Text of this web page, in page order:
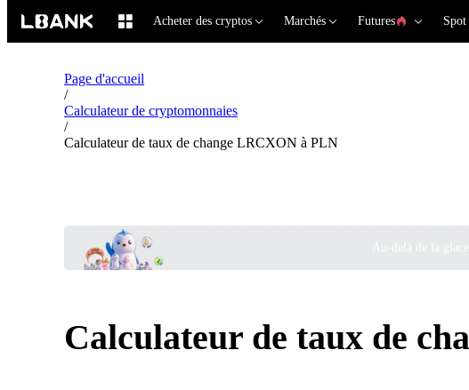
Acheter des cryptos Marchés Futures Spot
Page d'accueil
/
Calculateur de cryptomonnaies
/
Calculateur de taux de change LRCXON à PLN
Au-delà de la
Calculateur de taux de